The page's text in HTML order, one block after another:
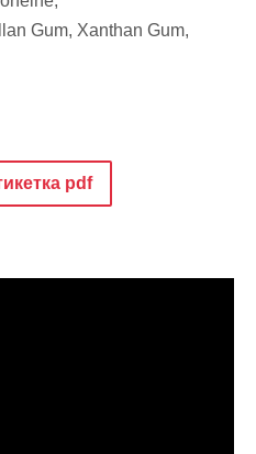
Gum, Xanthan Gum,
pdf